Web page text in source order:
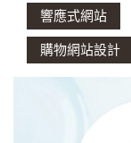
響應式網站
購物網站設計